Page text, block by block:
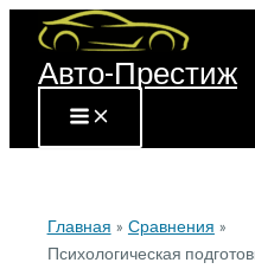
Перейти
содержимому
Авто-Престиж
Главная
Сравнения
Психологическая